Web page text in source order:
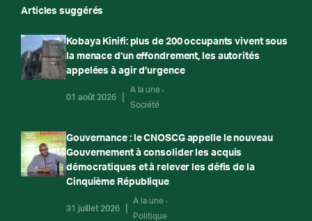
Articles suggérés
Kobaya Kinifi: plus de 200 occupants vivent sous
la menace d’un effondrement, les autorités
appelées à agir d’urgence
01 août 2026
A la une
Société
Gouvernance : le CNOSCG appelle le nouveau
Gouvernement à consolider les acquis
démocratiques et à relever les défis de la
Cinquième République
31 juillet 2026
A la une
Politique